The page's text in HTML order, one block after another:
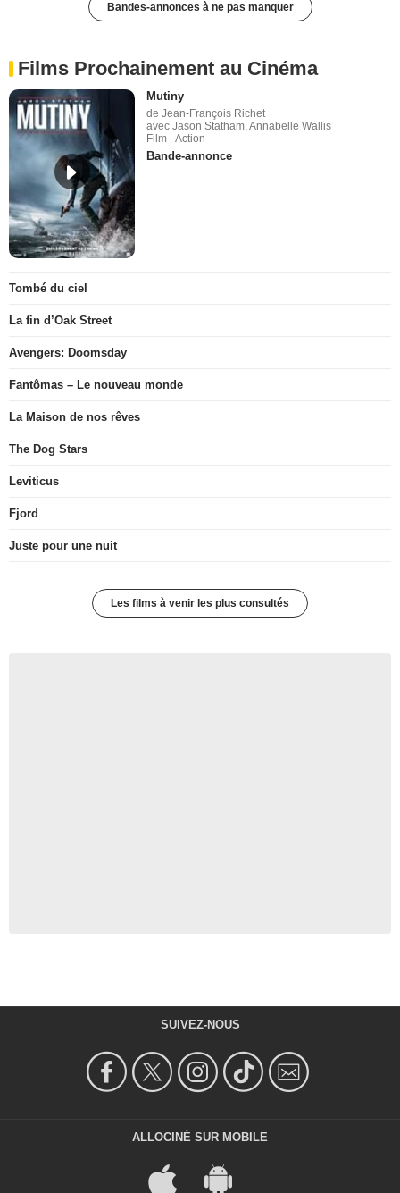
Bandes-annonces à ne pas manquer
Films Prochainement au Cinéma
Mutiny
de Jean-François Richet
avec Jason Statham, Annabelle Wallis
Film - Action
Bande-annonce
Tombé du ciel
La fin d’Oak Street
Avengers: Doomsday
Fantômas – Le nouveau monde
La Maison de nos rêves
The Dog Stars
Leviticus
Fjord
Juste pour une nuit
Les films à venir les plus consultés
SUIVEZ-NOUS
ALLOCINÉ SUR MOBILE